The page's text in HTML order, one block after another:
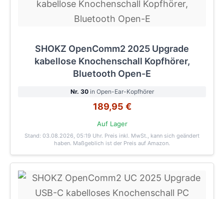
SHOKZ OpenComm2 2025 Upgrade
kabellose Knochenschall Kopfhörer,
Bluetooth Open-E
Nr. 30in Open-Ear-Kopfhörer
189,95 €
Auf Lager
Stand: 03.08.2026, 05:19 Uhr. Preis inkl. MwSt., kann sich geändert
haben. Maßgeblich ist der Preis auf Amazon.